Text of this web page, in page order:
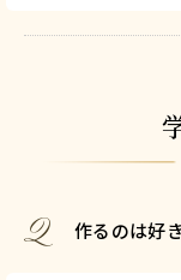
Q 作るのは好